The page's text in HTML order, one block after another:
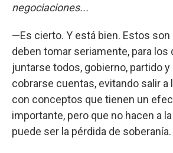
negociaciones...
—Es cierto. Y está bien. Estos
deben tomar seriamente, para los
juntarse todos, gobierno, partido
cobrarse cuentas, evitando salir a
con conceptos que tienen un
importante, pero que no hacen a
puede ser la pérdida de soberanía.